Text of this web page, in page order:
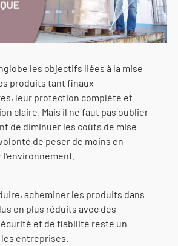
les objectifs liées à la mise
produits tant finaux
leur protection complète et
claire. Mais il ne faut pas oublier
de diminuer les coûts de mise
de peser de moins en
acheminer les produits dans
en plus réduits avec des
et de fiabilité reste un
entreprises.